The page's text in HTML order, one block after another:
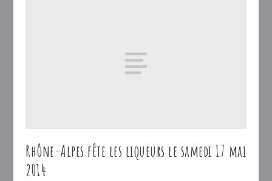
Rhône-Alpes fête les liqueurs le samedi 17 mai
2014